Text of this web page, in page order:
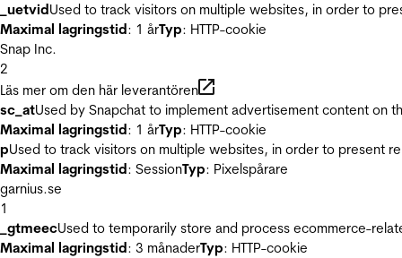
_uetvidUsed to track visitors on multiple websites, in order to
Maximal lagringstid: 1 årTyp: HTTP-cookie
Snap Inc.
2
Läs mer om den här leverantören
sc_atUsed by Snapchat to implement advertisement content
Maximal lagringstid: 1 årTyp: HTTP-cookie
pUsed to track visitors on multiple websites, in order to present
Maximal lagringstid: SessionTyp: Pixelspårare
garnius.se
1
_gtmeecUsed to temporarily store and process ecommerce-
Maximal lagringstid: 3 månaderTyp: HTTP-cookie